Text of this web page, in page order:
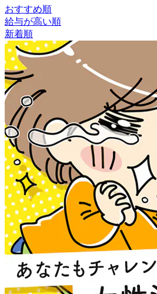
おすすめ順
給与が高い順
新着順